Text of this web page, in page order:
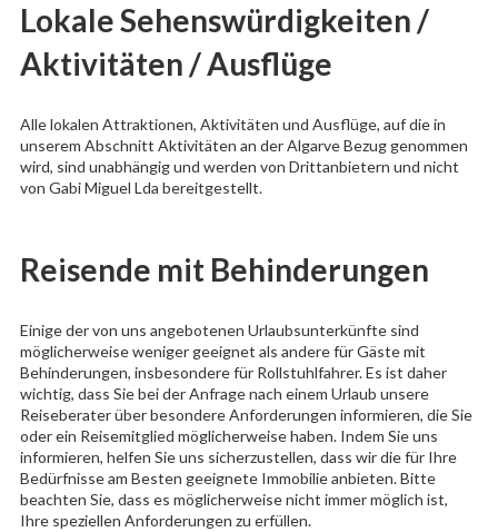
Lokale Sehenswürdigkeiten /
Aktivitäten / Ausflüge
Alle lokalen Attraktionen, Aktivitäten und Ausflüge, auf die in
unserem Abschnitt Aktivitäten an der Algarve Bezug genommen
wird, sind unabhängig und werden von Drittanbietern und nicht
von Gabi Miguel Lda bereitgestellt.
Reisende mit Behinderungen
Einige der von uns angebotenen Urlaubsunterkünfte sind
möglicherweise weniger geeignet als andere für Gäste mit
Behinderungen, insbesondere für Rollstuhlfahrer. Es ist daher
wichtig, dass Sie bei der Anfrage nach einem Urlaub unsere
Reiseberater über besondere Anforderungen informieren, die Sie
oder ein Reisemitglied möglicherweise haben. Indem Sie uns
informieren, helfen Sie uns sicherzustellen, dass wir die für Ihre
Bedürfnisse am Besten geeignete Immobilie anbieten. Bitte
beachten Sie, dass es möglicherweise nicht immer möglich ist,
Ihre speziellen Anforderungen zu erfüllen.